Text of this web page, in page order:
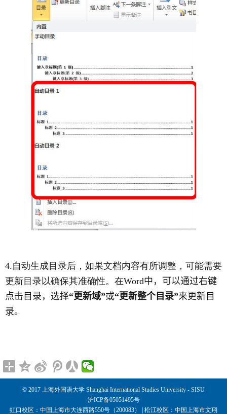
4.自动生成目录后，如果文档内容有所调整，可能需要
更新目录以确保其准确性。在Word中，可以通过右键
点击目录，选择“更新域”或“更新整个目录”来更新目
录。
© 2017 上海外国语大学 Shanghai International Studies University - SISU
沪ICP备05051495号
虹口校区：中国上海市大连西路550号（200083） | 松江校区：中国上海市文翔